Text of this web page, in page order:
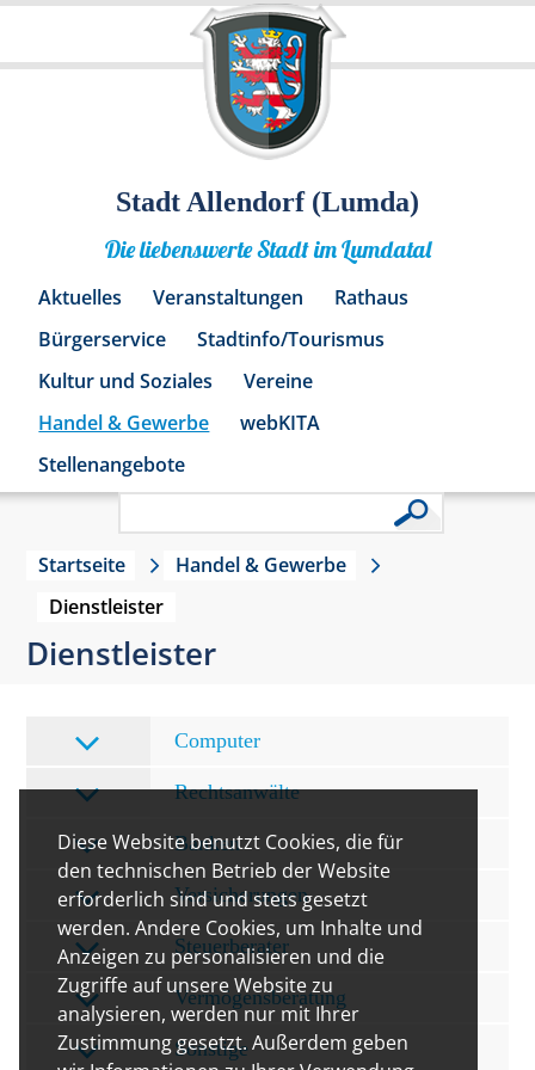
Diese Website benutzt Cookies, die für
den technischen Betrieb der Website
erforderlich sind und stets gesetzt
werden. Andere Cookies, um Inhalte und
Anzeigen zu personalisieren und die
Zugriffe auf unsere Website zu
analysieren, werden nur mit Ihrer
Zustimmung gesetzt. Außerdem geben
Stadt Allendorf (Lumda)
Die liebenswerte Stadt im Lumdatal
Aktuelles Veranstaltungen
Rathaus
Bürgerservice
Stadtinfo/Tourismus
Kultur und Soziales
Vereine
Handel & Gewerbe
webKITA
Stellenangebote
Startseite
Handel & Gewerbe
Dienstleister
Dienstleister
Computer
Rechtsanwälte
Banken
Versicherungen
Steuerberater
Vermögensberatung
Sonstige